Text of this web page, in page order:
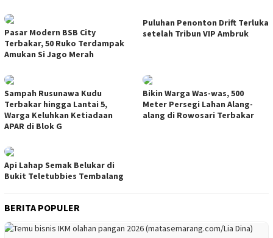
Pasar Modern BSB City
Terbakar, 50 Ruko Terdampak
Amukan Si Jago Merah
Puluhan Penonton Drift Terluka
setelah Tribun VIP Ambruk
Sampah Rusunawa Kudu
Terbakar hingga Lantai 5,
Warga Keluhkan Ketiadaan
APAR di Blok G
Bikin Warga Was-was, 500
Meter Persegi Lahan Alang-
alang di Rowosari Terbakar
Api Lahap Semak Belukar di
Bukit Teletubbies Tembalang
BERITA POPULER